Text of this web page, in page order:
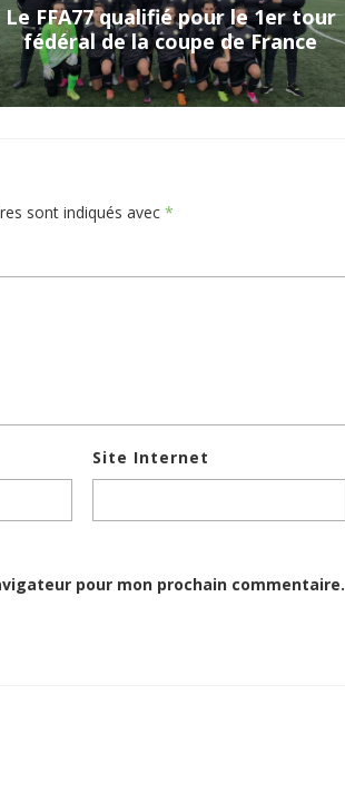
Le FFA77 qualifié pour le 1er tour
fédéral de la coupe de France
sont indiqués avec *
Site Internet
pour mon prochain commentaire.